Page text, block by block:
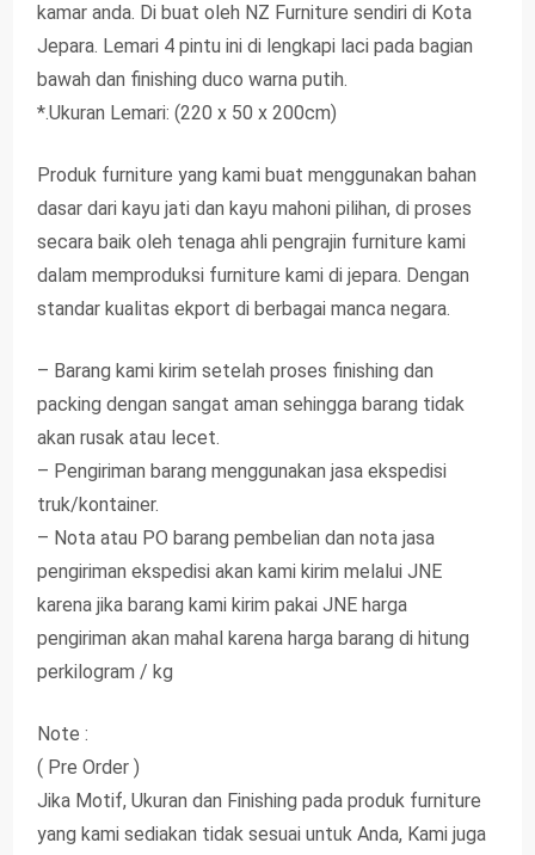
kamar anda. Di buat oleh NZ Furniture sendiri di Kota
Jepara. Lemari 4 pintu ini di lengkapi laci pada bagian
bawah dan finishing duco warna putih.
*.Ukuran Lemari: (220 x 50 x 200cm)
Produk furniture yang kami buat menggunakan bahan
dasar dari kayu jati dan kayu mahoni pilihan, di proses
secara baik oleh tenaga ahli pengrajin furniture kami
dalam memproduksi furniture kami di jepara. Dengan
standar kualitas ekport di berbagai manca negara.
– Barang kami kirim setelah proses finishing dan
packing dengan sangat aman sehingga barang tidak
akan rusak atau lecet.
– Pengiriman barang menggunakan jasa ekspedisi
truk/kontainer.
– Nota atau PO barang pembelian dan nota jasa
pengiriman ekspedisi akan kami kirim melalui JNE
karena jika barang kami kirim pakai JNE harga
pengiriman akan mahal karena harga barang di hitung
perkilogram / kg
Note :
( Pre Order )
Jika Motif, Ukuran dan Finishing pada produk furniture
yang kami sediakan tidak sesuai untuk Anda, Kami juga